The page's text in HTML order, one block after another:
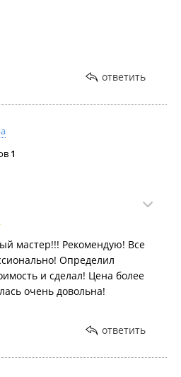
ответить
1
мастер!!! Рекомендую! Все
Определил
и сделал! Цена более
очень довольна!
ответить